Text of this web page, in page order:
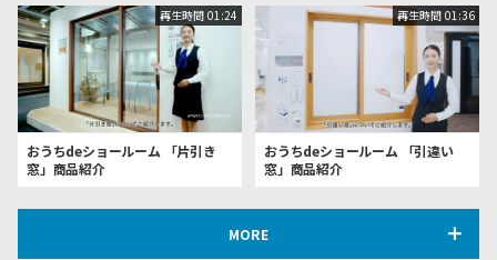
おうちdeショールーム 「片引き
窓」商品紹介
再生時間 01:24
おうちdeショールーム 「引違い
窓」商品紹介
再生時間 01:36
MORE